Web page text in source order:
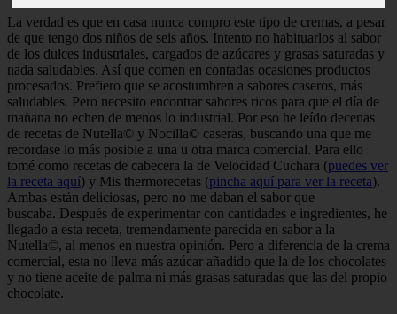
La verdad es que en casa nunca compro este tipo de cremas, a pesar
de que tengo dos niños de seis años. Intento no habituarlos al sabor
de los dulces industriales, cargados de azúcares y grasas saturadas y
nada saludables. Así que comen en contadas ocasiones productos
procesados. Prefiero que se acostumbren a sabores caseros, más
saludables. Pero necesito encontrar sabores ricos para que el día de
mañana no echen de menos lo industrial. Por eso he leído decenas
de recetas de Nutella© y Nocilla© caseras, buscando una que me
recordase lo más posible a una u otra marca comercial. Para ello
tomé como recetas de cabecera la de Velocidad Cuchara (puedes ver
la receta aquí) y Mis thermorecetas (pincha aquí para ver la receta).
Ambas están deliciosas, pero no me daban el sabor que
buscaba. Después de experimentar con cantidades e ingredientes, he
llegado a esta receta, tremendamente parecida en sabor a la
Nutella©, al menos en nuestra opinión. Pero a diferencia de la crema
comercial, esta no lleva más azúcar añadido que la de los chocolates
y no tiene aceite de palma ni más grasas saturadas que las del propio
chocolate.